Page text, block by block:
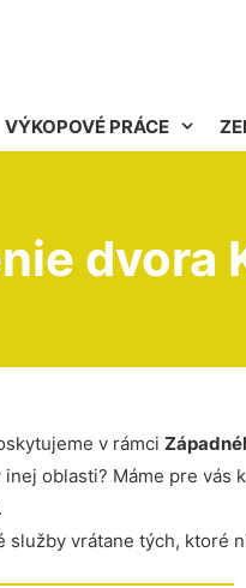
VÝKOPOVÉ PRÁCE
dvora
v rámci
oblasti? Máme pre vás
služby vrátane tých, ktoré